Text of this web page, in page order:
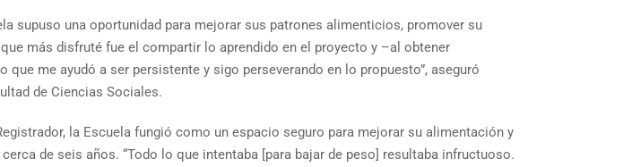
supuso una oportunidad para mejorar sus patrones alimenticios, promover su
más disfruté fue el compartir lo aprendido en el proyecto y –al obtener
me ayudó a ser persistente y sigo perseverando en lo propuesto”, aseguró
de Ciencias Sociales.
la Escuela fungió como un espacio seguro para mejorar su alimentación y
de seis años. “Todo lo que intentaba [para bajar de peso] resultaba infructuoso.